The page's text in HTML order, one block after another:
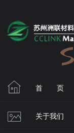
首 页
关于我们